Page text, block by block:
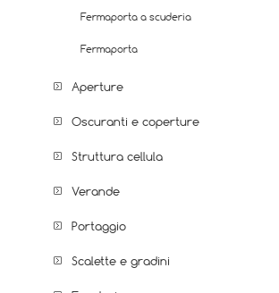
Fermaporta a scuderia
Fermaporta
Aperture
Oscuranti e coperture
Struttura cellula
Verande
Portaggio
Scalette e gradini